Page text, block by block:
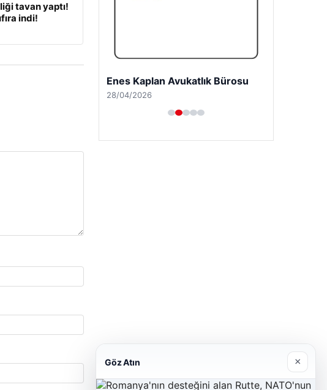
tavan yaptı!
indi!
Enes Kaplan Avukatlık Bürosu
28/04/2026
Göz Atın ×